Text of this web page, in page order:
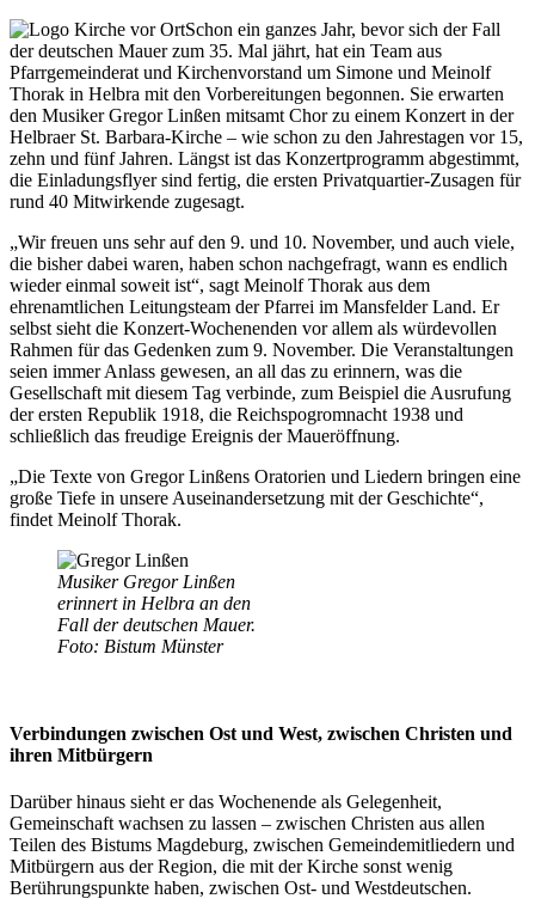
Schon ein ganzes Jahr, bevor sich der Fall
der deutschen Mauer zum 35. Mal jährt, hat ein Team aus
Pfarrgemeinderat und Kirchenvorstand um Simone und Meinolf
Thorak in Helbra mit den Vorbereitungen begonnen. Sie erwarten
den Musiker Gregor Linßen mitsamt Chor zu einem Konzert in der
Helbraer St. Barbara-Kirche – wie schon zu den Jahrestagen vor 15,
zehn und fünf Jahren. Längst ist das Konzertprogramm abgestimmt,
die Einladungsflyer sind fertig, die ersten Privatquartier-Zusagen für
rund 40 Mitwirkende zugesagt.
„Wir freuen uns sehr auf den 9. und 10. November, und auch viele,
die bisher dabei waren, haben schon nachgefragt, wann es endlich
wieder einmal soweit ist“, sagt Meinolf Thorak aus dem
ehrenamtlichen Leitungsteam der Pfarrei im Mansfelder Land. Er
selbst sieht die Konzert-Wochenenden vor allem als würdevollen
Rahmen für das Gedenken zum 9. November. Die Veranstaltungen
seien immer Anlass gewesen, an all das zu erinnern, was die
Gesellschaft mit diesem Tag verbinde, zum Beispiel die Ausrufung
der ersten Republik 1918, die Reichspogromnacht 1938 und
schließlich das freudige Ereignis der Maueröffnung.
„Die Texte von Gregor Linßens Oratorien und Liedern bringen eine
große Tiefe in unsere Auseinandersetzung mit der Geschichte“,
findet Meinolf Thorak.
Musiker Gregor Linßen
erinnert in Helbra an den
Fall der deutschen Mauer.
Foto: Bistum Münster
Verbindungen zwischen Ost und West, zwischen Christen und
ihren Mitbürgern
Darüber hinaus sieht er das Wochenende als Gelegenheit,
Gemeinschaft wachsen zu lassen – zwischen Christen aus allen
Teilen des Bistums Magdeburg, zwischen Gemeindemitliedern und
Mitbürgern aus der Region, die mit der Kirche sonst wenig
Berührungspunkte haben, zwischen Ost- und Westdeutschen.